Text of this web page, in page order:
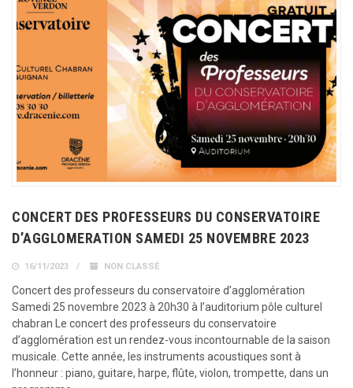
CONCERT DES PROFESSEURS DU CONSERVATOIRE
D’AGGLOMERATION SAMEDI 25 NOVEMBRE 2023
16/11/2023 NON CLASSÉ
Concert des professeurs du conservatoire d’agglomération
Samedi 25 novembre 2023 à 20h30 à l’auditorium pôle culturel
chabran Le concert des professeurs du conservatoire
d’agglomération est un rendez-vous incontournable de la saison
musicale. Cette année, les instruments acoustiques sont à
l’honneur : piano, guitare, harpe, flûte, violon, trompette, dans un